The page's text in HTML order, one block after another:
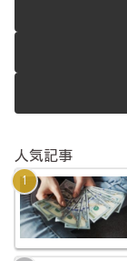
人気記事